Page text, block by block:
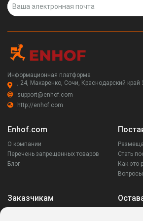
Информационная платформа
, 24, Макаренко, Сочи, Краснодарский край
support@enhof.com
http://enhof.com
Enhof.com
О компании
Перечень запрещенных товаров
Блог
Стать
Как это
Вопросы
Заказчикам